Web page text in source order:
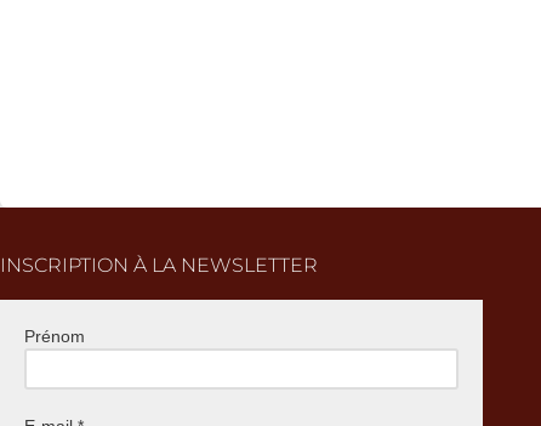
INSCRIPTION À LA NEWSLETTER
Prénom